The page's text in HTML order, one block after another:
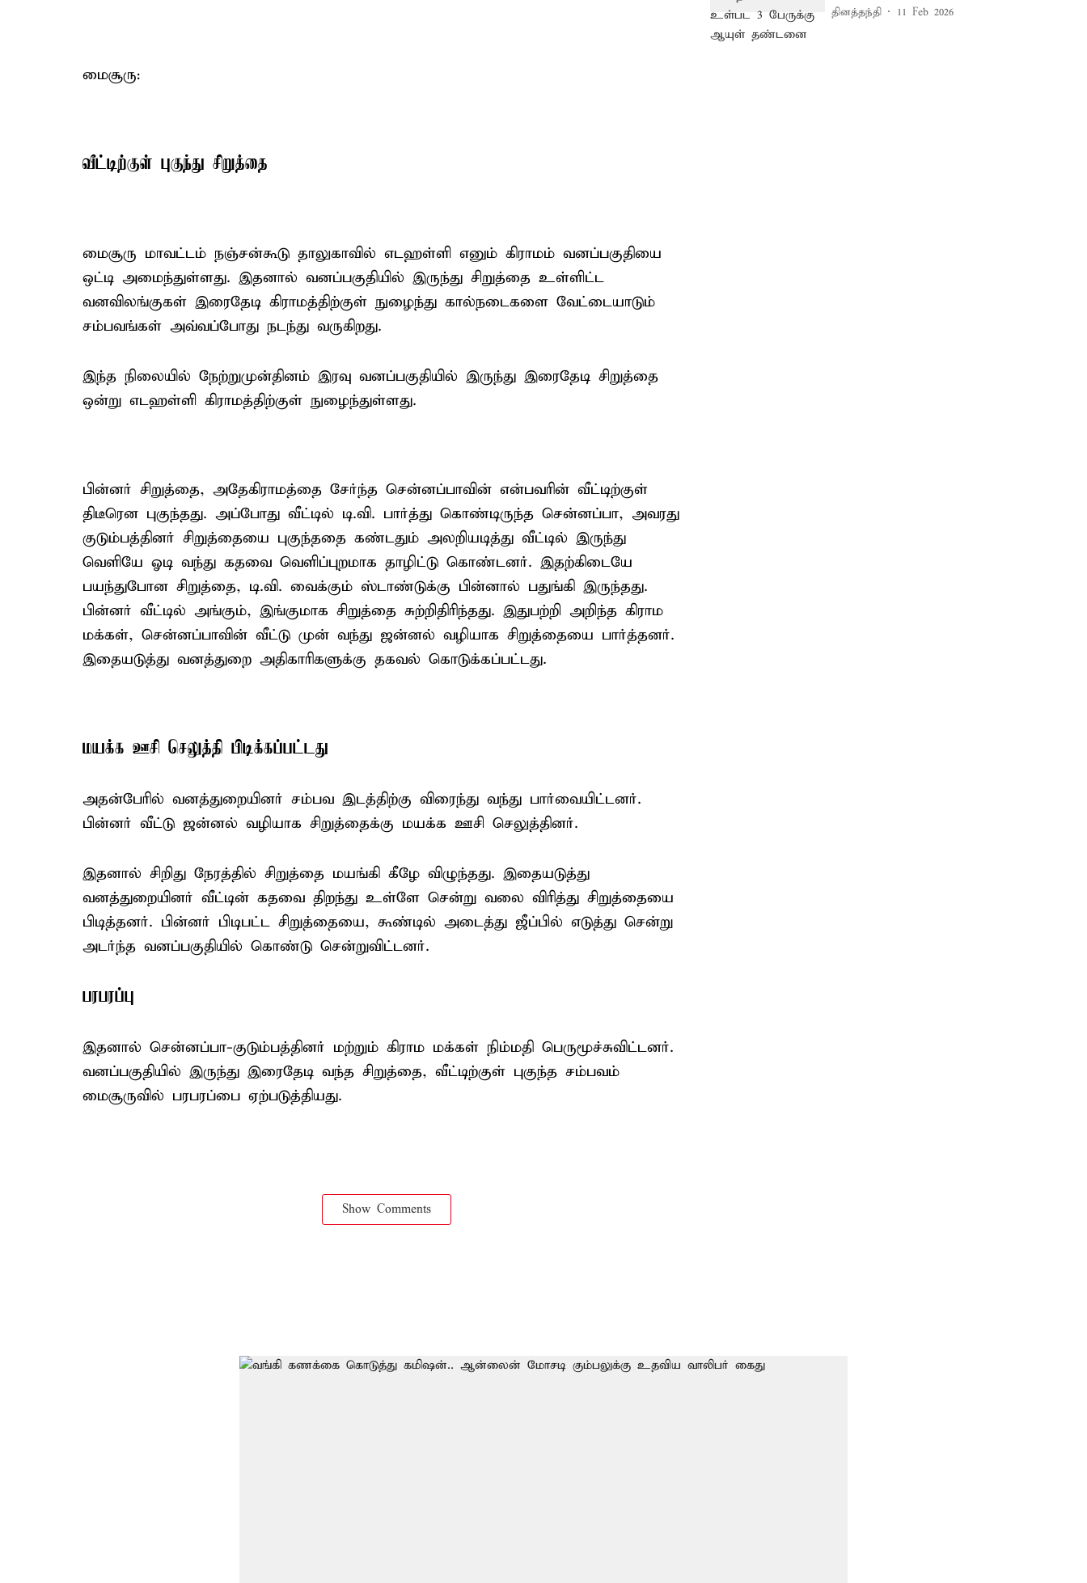
மைசூரு:
வீட்டிற்குள் புகுந்து சிறுத்தை
மைசூரு மாவட்டம் நஞ்சன்கூடு தாலுகாவில் எடஹள்ளி எனும் கிராமம் வனப்பகுதியை
ஒட்டி அமைந்துள்ளது. இதனால் வனப்பகுதியில் இருந்து சிறுத்தை உள்ளிட்ட
வனவிலங்குகள் இரைதேடி கிராமத்திற்குள் நுழைந்து கால்நடைகளை வேட்டையாடும்
சம்பவங்கள் அவ்வப்போது நடந்து வருகிறது.
இந்த நிலையில் நேற்றுமுன்தினம் இரவு வனப்பகுதியில் இருந்து இரைதேடி சிறுத்தை
ஒன்று எடஹள்ளி கிராமத்திற்குள் நுழைந்துள்ளது.
பின்னர் சிறுத்தை, அதேகிராமத்தை சேர்ந்த சென்னப்பாவின் என்பவரின் வீட்டிற்குள்
திடீரென புகுந்தது. அப்போது வீட்டில் டி.வி. பார்த்து கொண்டிருந்த சென்னப்பா, அவரது
குடும்பத்தினர் சிறுத்தையை புகுந்ததை கண்டதும் அலறியடித்து வீட்டில் இருந்து
வெளியே ஓடி வந்து கதவை வெளிப்புறமாக தாழிட்டு கொண்டனர். இதற்கிடையே
பயந்துபோன சிறுத்தை, டி.வி. வைக்கும் ஸ்டாண்டுக்கு பின்னால் பதுங்கி இருந்தது.
பின்னர் வீட்டில் அங்கும், இங்குமாக சிறுத்தை சுற்றிதிரிந்தது. இதுபற்றி அறிந்த கிராம
மக்கள், சென்னப்பாவின் வீட்டு முன் வந்து ஜன்னல் வழியாக சிறுத்தையை பார்த்தனர்.
இதையடுத்து வனத்துறை அதிகாரிகளுக்கு தகவல் கொடுக்கப்பட்டது.
மயக்க ஊசி செலுத்தி பிடிக்கப்பட்டது
அதன்பேரில் வனத்துறையினர் சம்பவ இடத்திற்கு விரைந்து வந்து பார்வையிட்டனர்.
பின்னர் வீட்டு ஜன்னல் வழியாக சிறுத்தைக்கு மயக்க ஊசி செலுத்தினர்.
இதனால் சிறிது நேரத்தில் சிறுத்தை மயங்கி கீழே விழுந்தது. இதையடுத்து
வனத்துறையினர் வீட்டின் கதவை திறந்து உள்ளே சென்று வலை விரித்து சிறுத்தையை
பிடித்தனர். பின்னர் பிடிபட்ட சிறுத்தையை, கூண்டில் அடைத்து ஜீப்பில் எடுத்து சென்று
அடர்ந்த வனப்பகுதியில் கொண்டு சென்றுவிட்டனர்.
பரபரப்பு
இதனால் சென்னப்பா-குடும்பத்தினர் மற்றும் கிராம மக்கள் நிம்மதி பெருமூச்சுவிட்டனர்.
வனப்பகுதியில் இருந்து இரைதேடி வந்த சிறுத்தை, வீட்டிற்குள் புகுந்த சம்பவம்
மைசூருவில் பரபரப்பை ஏற்படுத்தியது.
Show Comments
தினத்தந்தி 11 Feb 2026